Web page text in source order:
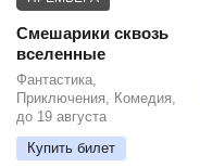
Смешарики сквозь
вселенные
Фантастика,
Приключения, Комедия,
до 19 августа
Купить билет